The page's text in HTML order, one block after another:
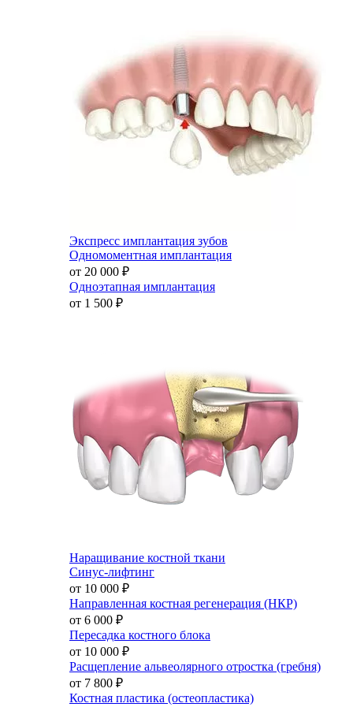
Экспресс имплантация зубов
Одномоментная имплантация
от 20 000 ₽
Одноэтапная имплантация
от 1 500 ₽
Наращивание костной ткани
Синус-лифтинг
от 10 000 ₽
Направленная костная регенерация (НКР)
от 6 000 ₽
Пересадка костного блока
от 10 000 ₽
Расщепление альвеолярного отростка (гребня)
от 7 800 ₽
Костная пластика (остеопластика)